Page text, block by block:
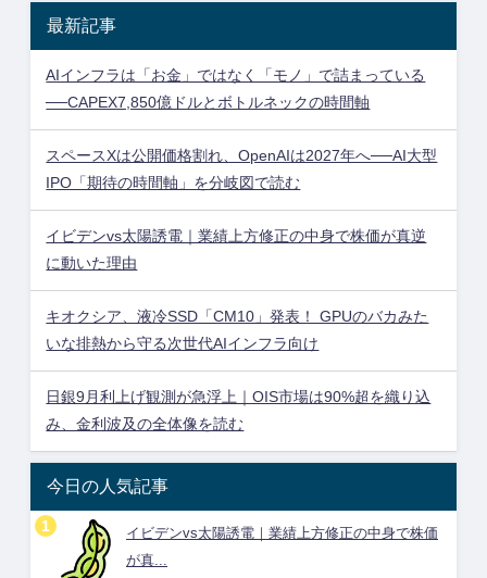
最新記事
AIインフラは「お金」ではなく「モノ」で詰まっている
──CAPEX7,850億ドルとボトルネックの時間軸
スペースXは公開価格割れ、OpenAIは2027年へ──AI大型
IPO「期待の時間軸」を分岐図で読む
イビデンvs太陽誘電｜業績上方修正の中身で株価が真逆
に動いた理由
キオクシア、液冷SSD「CM10」発表！ GPUのバカみた
いな排熱から守る次世代AIインフラ向け
日銀9月利上げ観測が急浮上｜OIS市場は90%超を織り込
み、金利波及の全体像を読む
今日の人気記事
イビデンvs太陽誘電｜業績上方修正の中身で株価
が真...